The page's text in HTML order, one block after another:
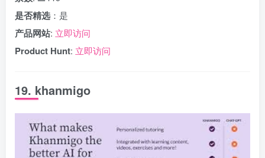
是否精选 ：是
产品网站: 立即访问
Product Hunt: 立即访问
19. khanmigo